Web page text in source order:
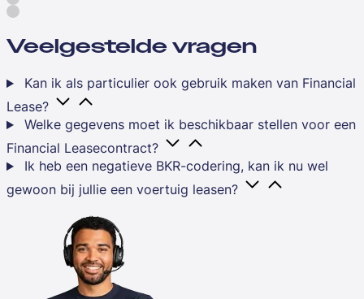
Veelgestelde vragen
Kan ik als particulier ook gebruik maken van Financial
Lease?
Welke gegevens moet ik beschikbaar stellen voor een
Financial Leasecontract?
Ik heb een negatieve BKR-codering, kan ik nu wel
gewoon bij jullie een voertuig leasen?